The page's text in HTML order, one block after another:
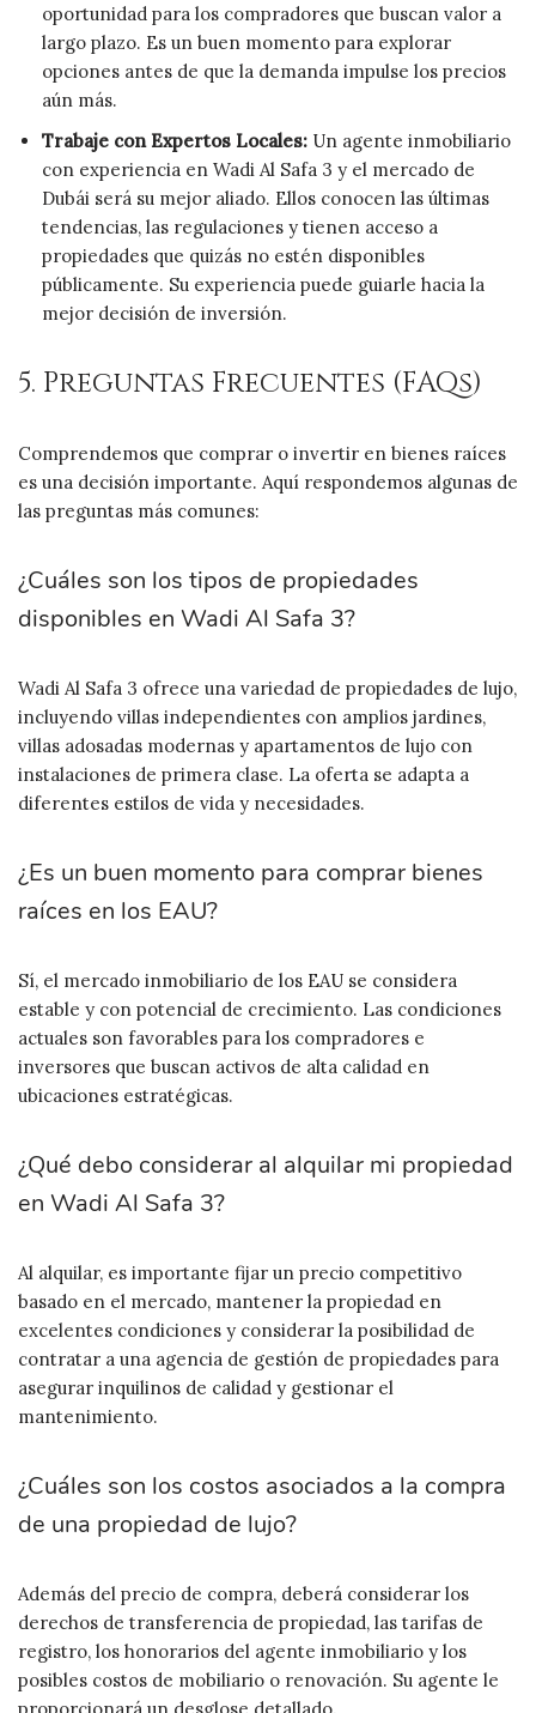
oportunidad para los compradores que buscan valor a
largo plazo. Es un buen momento para explorar
opciones antes de que la demanda impulse los precios
aún más.
Trabaje con Expertos Locales: Un agente inmobiliario
con experiencia en Wadi Al Safa 3 y el mercado de
Dubái será su mejor aliado. Ellos conocen las últimas
tendencias, las regulaciones y tienen acceso a
propiedades que quizás no estén disponibles
públicamente. Su experiencia puede guiarle hacia la
mejor decisión de inversión.
5. Preguntas Frecuentes (FAQs)
Comprendemos que comprar o invertir en bienes raíces
es una decisión importante. Aquí respondemos algunas de
las preguntas más comunes:
¿Cuáles son los tipos de propiedades
disponibles en Wadi Al Safa 3?
Wadi Al Safa 3 ofrece una variedad de propiedades de lujo,
incluyendo villas independientes con amplios jardines,
villas adosadas modernas y apartamentos de lujo con
instalaciones de primera clase. La oferta se adapta a
diferentes estilos de vida y necesidades.
¿Es un buen momento para comprar bienes
raíces en los EAU?
Sí, el mercado inmobiliario de los EAU se considera
estable y con potencial de crecimiento. Las condiciones
actuales son favorables para los compradores e
inversores que buscan activos de alta calidad en
ubicaciones estratégicas.
¿Qué debo considerar al alquilar mi propiedad
en Wadi Al Safa 3?
Al alquilar, es importante fijar un precio competitivo
basado en el mercado, mantener la propiedad en
excelentes condiciones y considerar la posibilidad de
contratar a una agencia de gestión de propiedades para
asegurar inquilinos de calidad y gestionar el
mantenimiento.
¿Cuáles son los costos asociados a la compra
de una propiedad de lujo?
Además del precio de compra, deberá considerar los
derechos de transferencia de propiedad, las tarifas de
registro, los honorarios del agente inmobiliario y los
posibles costos de mobiliario o renovación. Su agente le